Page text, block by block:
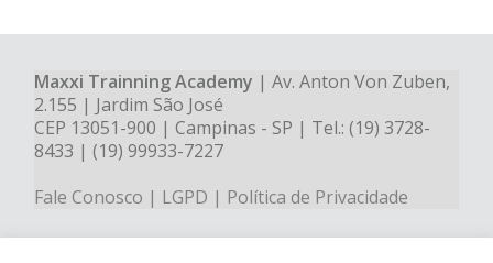
Maxxi Trainning Academy | Av. Anton Von Zuben,
2.155 | Jardim São José
CEP 13051-900 | Campinas - SP | Tel.: (19) 3728-
8433 | (19) 99933-7227
Fale Conosco | LGPD | Política de Privacidade